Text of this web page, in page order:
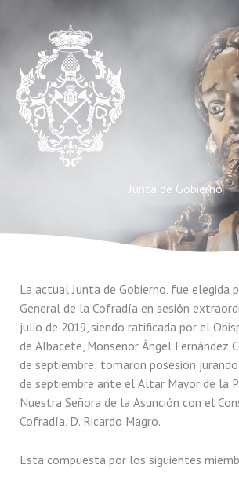
contenido
Junta de Gobierno
La actual Junta de Gobierno, fue elegida
General de la Cofradía en sesión
julio de 2019, siendo ratificada por el
de Albacete, Monseñor Ángel Fernández
de septiembre; tomaron posesión
de septiembre ante el Altar Mayor de la
Nuestra Señora de la Asunción con el
Cofradía, D. Ricardo Magro.
Esta compuesta por los siguientes